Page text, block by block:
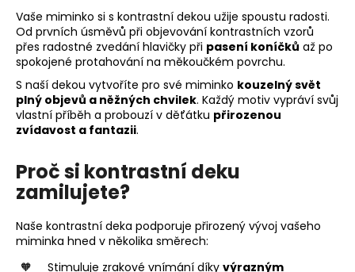
Vaše miminko si s kontrastní dekou užije spoustu radosti.
Od prvních úsměvů při objevování kontrastních vzorů
přes radostné zvedání hlavičky při pasení koníčků až po
spokojené protahování na měkoučkém povrchu.
S naší dekou vytvoříte pro své miminko kouzelný svět
plný objevů a něžných chvilek. Každý motiv vypráví svůj
vlastní příběh a probouzí v děťátku přirozenou
zvídavost a fantazii.
Proč si kontrastní deku
zamilujete?
Naše kontrastní deka podporuje přirozený vývoj vašeho
miminka hned v několika směrech:
Stimuluje zrakové vnímání díky výrazným